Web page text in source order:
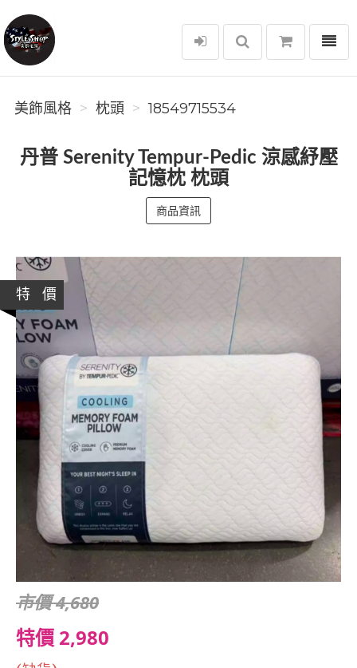
美飾風格
選單
美飾風格 枕頭 18549715534
丹普 Serenity Tempur-Pedic 涼感紓壓
記憶枕 枕頭
商品資訊
特 價
市價 4,680
特價 2,980